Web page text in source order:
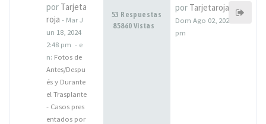
por Tarjeta
roja - Mar J
un 18, 2024
2:48 pm - e
n: Fotos de
Antes/Despu
és y Durante
el Trasplante
- Casos pres
entados por
53 Respuestas
85860 Vistas
por Tarjetaroja
Dom Ago 02, 2026 12:39
pm